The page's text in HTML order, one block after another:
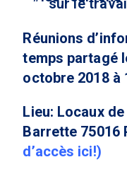
sur le
Réunions
temps partagé
octobre 2018 à
Lieu: Locaux
Barrette 75016
d’accès ici!)